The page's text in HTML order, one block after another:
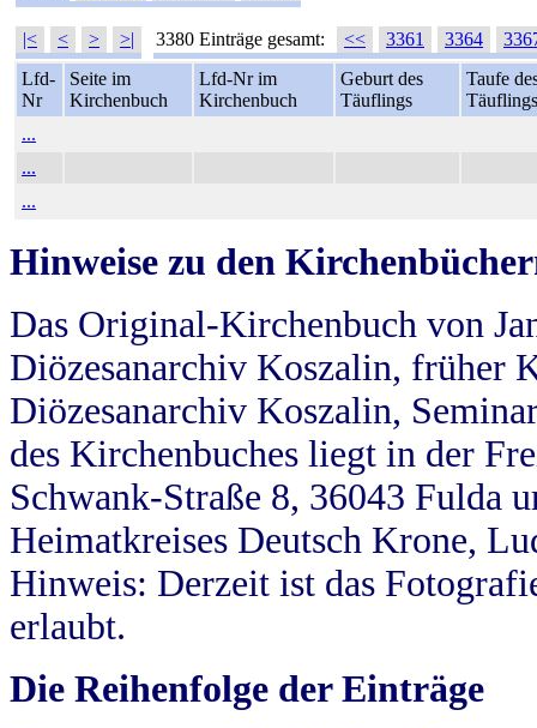
|< < > >| 3380 Einträge gesamt: << 3361 3364
Lfd-
Nr
Seite im
Kirchenbuch
Lfd-Nr im
Kirchenbuch
Geburt des
Täuflings
Taufe
Täuflings
...
...
...
Hinweise zu den
Das Original-Kirchenbuch von
Diözesanarchiv Koszalin, früher
Diözesanarchiv Koszalin,
des Kirchenbuches liegt in der
Schwank-Straße 8, 36043 Fulda
Heimatkreises Deutsch Krone,
Hinweis: Derzeit ist das
erlaubt.
Die Reihenfolge der Einträge